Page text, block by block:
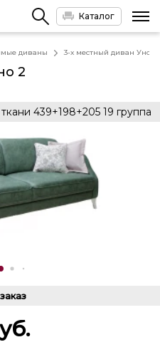
Каталог
диваны 3-х местный диван Уно 2
2
439+198+205 19 группа